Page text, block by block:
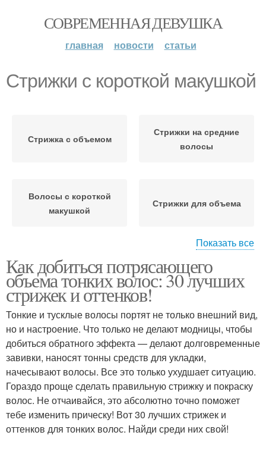
СОВРЕМЕННАЯ ДЕВУШКА
главная новости статьи
Стрижки с короткой макушкой
Стрижка с объемом
Стрижки на средние
волосы
Волосы с короткой
макушкой
Стрижки для объема
Ступенчатые стрижки
волос
Объёмная макушка
Стрижки на тонкие
волосы
Показать все
Как добиться потрясающего
объема тонких волос: 30 лучших
стрижек и оттенков!
Тонкие и тусклые волосы портят не только внешний вид,
но и настроение. Что только не делают модницы, чтобы
добиться обратного эффекта — делают долговременные
завивки, наносят тонны средств для укладки,
начесывают волосы. Все это только ухудшает ситуацию.
Гораздо проще сделать правильную стрижку и покраску
волос. Не отчаивайся, это абсолютно точно поможет
тебе изменить прическу! Вот 30 лучших стрижек и
оттенков для тонких волос. Найди среди них свой!